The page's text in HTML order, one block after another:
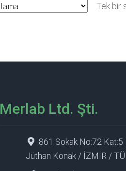
Tek bir
Merlab Ltd. Şti.
861 Sokak No:72 Kat:5
Jüthan Konak / İZMİR /